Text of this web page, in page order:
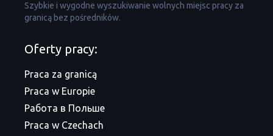
Szybkie i wygodne wyszukiwanie wolnych miejsc pracy za
granicą bez pośredników.
Oferty pracy:
Praca za granicą
Praca w Europie
Работа в Польше
Praca w Czechach